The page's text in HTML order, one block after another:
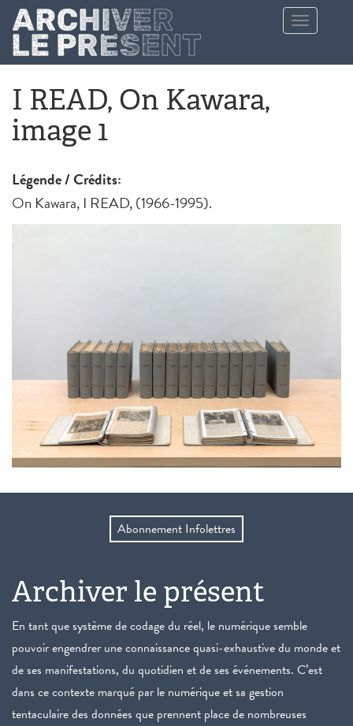
Aller au contenu principal
Toggle
navigation
I READ, On Kawara,
image 1
Légende / Crédits:
On Kawara, I READ, (1966-1995).
Abonnement Infolettres
Archiver le présent
En tant que système de codage du réel, le numérique semble
pouvoir engendrer une connaissance quasi-exhaustive du monde et
de ses manifestations, du quotidien et de ses événements. C’est
dans ce contexte marqué par le numérique et sa gestion
tentaculaire des données que prennent place de nombreuses